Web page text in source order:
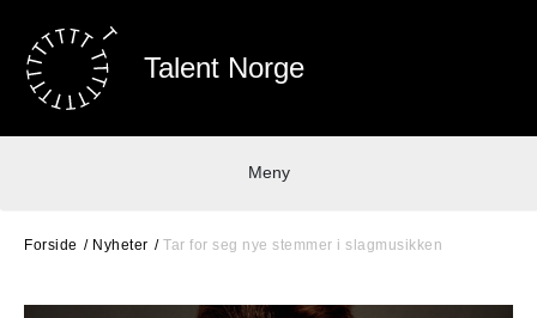
Talent Norge
Meny
Forside Nyheter Tar for seg nye stemmer i slagmusikken